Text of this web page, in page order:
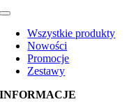
Toggle
NavigationWszystkie produkty
Nowości
Promocje
Zestawy
INFORMACJE